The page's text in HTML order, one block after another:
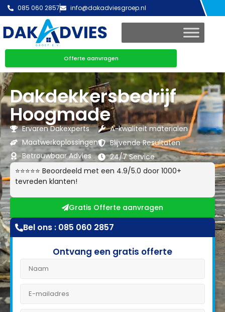
085 060 2857 info@dakadviesgroep.nl
Offerte aanvragen
Dakdekkersbedrijf
Hoogmade
Ervaren Dakexperts
Maatwerkoplossingen
Betrouwbaar Advies
A-kwaliteit materialen
Blijvende Resultaten
24/7 Service
⭐⭐⭐⭐⭐ Beoordeeld met een 4.9/5.0 door 1000+
tevreden klanten!
Gratis Offerte aanvragen
Bel ons : 085 060 2857
Ontvang een gratis offerte